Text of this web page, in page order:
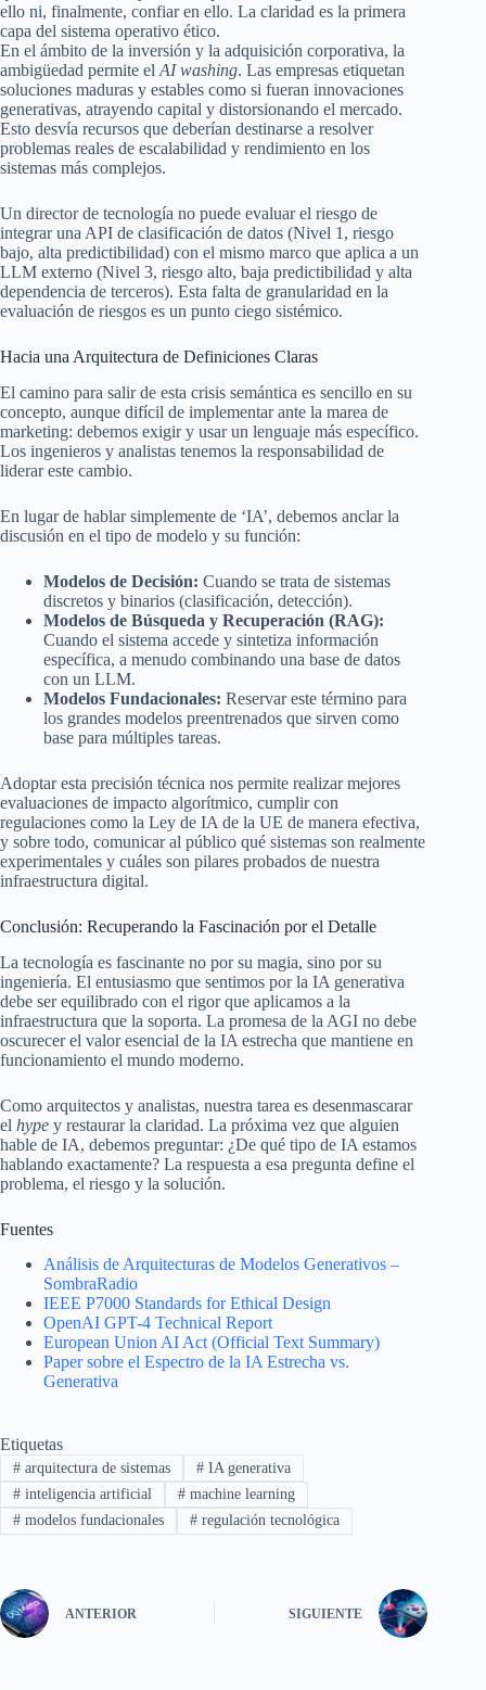
ello ni, finalmente, confiar en ello. La claridad es la primera
capa del sistema operativo ético.
En el ámbito de la inversión y la adquisición corporativa, la
ambigüedad permite el AI washing. Las empresas etiquetan
soluciones maduras y estables como si fueran innovaciones
generativas, atrayendo capital y distorsionando el mercado.
Esto desvía recursos que deberían destinarse a resolver
problemas reales de escalabilidad y rendimiento en los
sistemas más complejos.
Un director de tecnología no puede evaluar el riesgo de
integrar una API de clasificación de datos (Nivel 1, riesgo
bajo, alta predictibilidad) con el mismo marco que aplica a un
LLM externo (Nivel 3, riesgo alto, baja predictibilidad y alta
dependencia de terceros). Esta falta de granularidad en la
evaluación de riesgos es un punto ciego sistémico.
Hacia una Arquitectura de Definiciones Claras
El camino para salir de esta crisis semántica es sencillo en su
concepto, aunque difícil de implementar ante la marea de
marketing: debemos exigir y usar un lenguaje más específico.
Los ingenieros y analistas tenemos la responsabilidad de
liderar este cambio.
En lugar de hablar simplemente de ‘IA’, debemos anclar la
discusión en el tipo de modelo y su función:
Modelos de Decisión: Cuando se trata de sistemas
discretos y binarios (clasificación, detección).
Modelos de Búsqueda y Recuperación (RAG):
Cuando el sistema accede y sintetiza información
específica, a menudo combinando una base de datos
con un LLM.
Modelos Fundacionales: Reservar este término para
los grandes modelos preentrenados que sirven como
base para múltiples tareas.
Adoptar esta precisión técnica nos permite realizar mejores
evaluaciones de impacto algorítmico, cumplir con
regulaciones como la Ley de IA de la UE de manera efectiva,
y sobre todo, comunicar al público qué sistemas son realmente
experimentales y cuáles son pilares probados de nuestra
infraestructura digital.
Conclusión: Recuperando la Fascinación por el Detalle
La tecnología es fascinante no por su magia, sino por su
ingeniería. El entusiasmo que sentimos por la IA generativa
debe ser equilibrado con el rigor que aplicamos a la
infraestructura que la soporta. La promesa de la AGI no debe
oscurecer el valor esencial de la IA estrecha que mantiene en
funcionamiento el mundo moderno.
Como arquitectos y analistas, nuestra tarea es desenmascarar
el hype y restaurar la claridad. La próxima vez que alguien
hable de IA, debemos preguntar: ¿De qué tipo de IA estamos
hablando exactamente? La respuesta a esa pregunta define el
problema, el riesgo y la solución.
Fuentes
Análisis de Arquitecturas de Modelos Generativos –
SombraRadio
IEEE P7000 Standards for Ethical Design
OpenAI GPT-4 Technical Report
European Union AI Act (Official Text Summary)
Paper sobre el Espectro de la IA Estrecha vs.
Generativa
Etiquetas
#arquitectura de sistemas #IA generativa
#inteligencia artificial #machine learning
#modelos fundacionales #regulación tecnológica
ANTERIOR SIGUIENTE